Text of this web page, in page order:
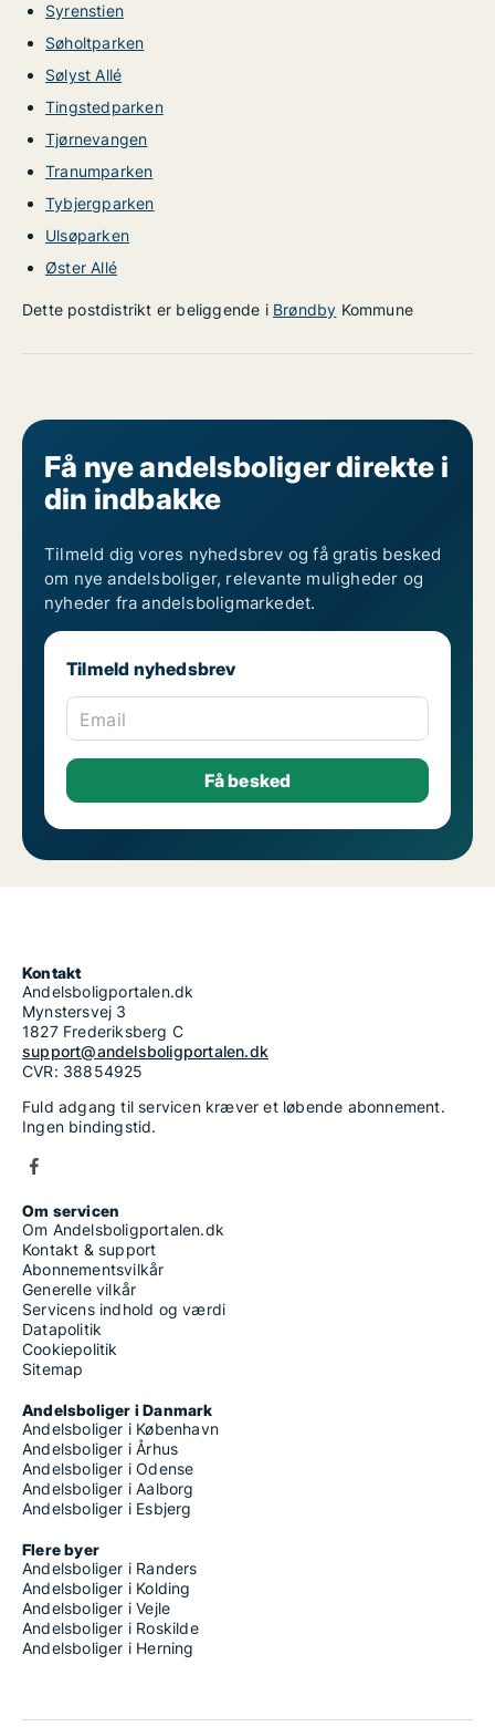
Syrenstien
Søholtparken
Sølyst Allé
Tingstedparken
Tjørnevangen
Tranumparken
Tybjergparken
Ulsøparken
Øster Allé
Dette postdistrikt er beliggende i Brøndby Kommune
Få nye andelsboliger direkte i
din indbakke
Tilmeld dig vores nyhedsbrev og få gratis besked
om nye andelsboliger, relevante muligheder og
nyheder fra andelsboligmarkedet.
Tilmeld nyhedsbrev
Email
Kontakt
Andelsboligportalen.dk
Mynstersvej 3
1827 Frederiksberg C
support@andelsboligportalen.dk
CVR: 38854925
Fuld adgang til servicen kræver et løbende abonnement.
Ingen bindingstid.
Om servicen
Om Andelsboligportalen.dk
Kontakt & support
Abonnementsvilkår
Generelle vilkår
Servicens indhold og værdi
Datapolitik
Cookiepolitik
Sitemap
Andelsboliger i Danmark
Andelsboliger i København
Andelsboliger i Århus
Andelsboliger i Odense
Andelsboliger i Aalborg
Andelsboliger i Esbjerg
Flere byer
Andelsboliger i Randers
Andelsboliger i Kolding
Andelsboliger i Vejle
Andelsboliger i Roskilde
Andelsboliger i Herning